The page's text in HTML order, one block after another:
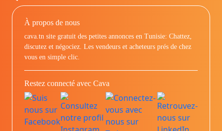
À propos de nous
cava.tn site gratuit des petites annonces en Tunisie: Chattez,
discutez et négociez. Les vendeurs et acheteurs prés de chez
vous en simple clic.
Restez connecté avec Cava